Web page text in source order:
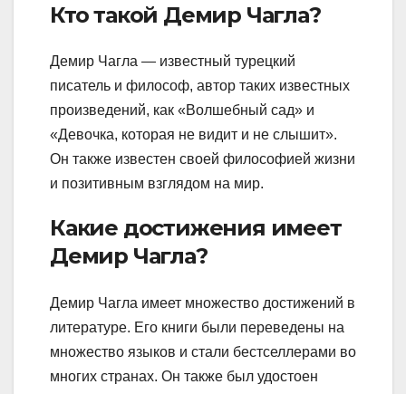
Кто такой Демир Чагла?
Демир Чагла — известный турецкий
писатель и философ, автор таких известных
произведений, как «Волшебный сад» и
«Девочка, которая не видит и не слышит».
Он также известен своей философией жизни
и позитивным взглядом на мир.
Какие достижения имеет
Демир Чагла?
Демир Чагла имеет множество достижений в
литературе. Его книги были переведены на
множество языков и стали бестселлерами во
многих странах. Он также был удостоен